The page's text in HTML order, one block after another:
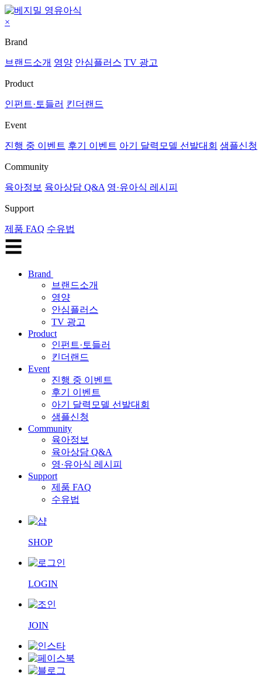
×
Brand
브랜드소개 영양 안심플러스 TV 광고
Product
인펀트·토들러 킨더랜드
Event
진행 중 이벤트 후기 이벤트 아기 달력모델 선발대회 샘플신청
Community
육아정보 육아상담 Q&A 영·유아식 레시피
Support
제품 FAQ 수유법
☰
Brand
브랜드소개
영양
안심플러스
TV 광고
Product
인펀트·토들러
킨더랜드
Event
진행 중 이벤트
후기 이벤트
아기 달력모델 선발대회
샘플신청
Community
육아정보
육아상담 Q&A
영·유아식 레시피
Support
제품 FAQ
수유법
SHOP
LOGIN
JOIN